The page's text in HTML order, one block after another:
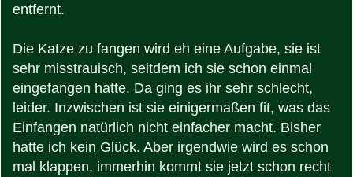
entfernt.
Die Katze zu fangen wird eh eine Aufgabe, sie ist
sehr misstrauisch, seitdem ich sie schon einmal
eingefangen hatte. Da ging es ihr sehr schlecht,
leider. Inzwischen ist sie einigermaßen fit, was das
Einfangen natürlich nicht einfacher macht. Bisher
hatte ich kein Glück. Aber irgendwie wird es schon
mal klappen, immerhin kommt sie jetzt schon recht